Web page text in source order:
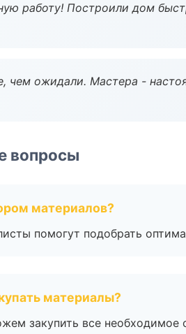
работу! Построили дом
чем ожидали. Мастера -
вопросы
материалов?
помогут подобрать
материалы?
закупить все необходимое